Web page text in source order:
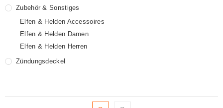
Zubehör & Sonstiges
Elfen & Helden Accessoires
Elfen & Helden Damen
Elfen & Helden Herren
Zündungsdeckel